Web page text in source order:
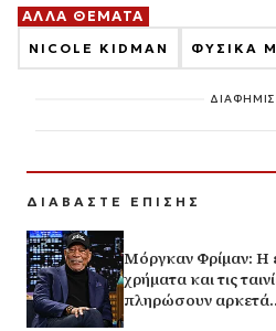
ΑΛΛΑ ΘΕΜΑΤΑ
NICOLE KIDMAN ΦΥΣΙΚΑ
ΔΙΑΒΑΣΤΕ ΕΠΙΣΗΣ
Μόργκαν Φρίμαν: Η
χρήματα και τις
πληρώσουν